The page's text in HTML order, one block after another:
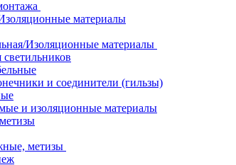
материалы
Изоляционные материалы
и соединители (гильзы)
и изоляционные материалы
метизы